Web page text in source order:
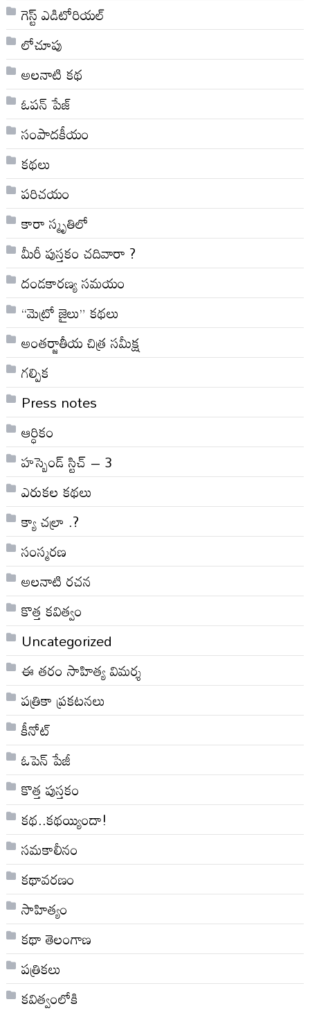
గెస్ట్ ఎడిటోరియల్
లోచూపు
అల‌నాటి క‌థ‌
ఓపన్ పేజ్
సంపాదకీయం
కథలు
పరిచయం
కారా స్మృతిలో
మీరీ పుస్తకం చదివారా ?
దండకారణ్య సమయం
“మెట్రో జైలు” కథలు
అంతర్జాతీయ చిత్ర సమీక్ష
గల్పిక
Press notes
ఆర్ధికం
హస్బెండ్ స్టిచ్ – 3
ఎరుకల కథలు
క్యా చల్రా .?
సంస్మరణ
అలనాటి రచన
కొత్త కవిత్వం
Uncategorized
ఈ తరం సాహిత్య విమర్శ
పత్రికా ప్రకటనలు
కీనోట్
ఓపెన్ పేజీ
కొత్త పుస్తకం
కథ..కథయ్యిందా!
సమకాలీనం
కథావరణం
సాహిత్యం
కథా తెలంగాణ
పత్రికలు
కవిత్వంలోకి